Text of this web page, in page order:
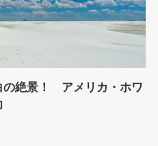
の絶景！ アメリカ・ホワ